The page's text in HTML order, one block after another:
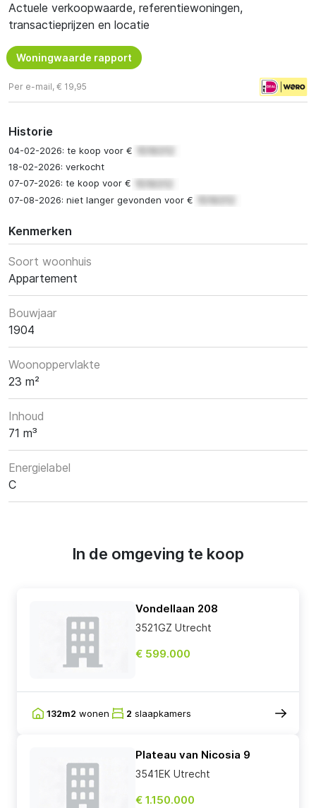
Actuele verkoopwaarde, referentiewoningen,
transactieprijzen en locatie
Woningwaarde rapport
Per e-mail, € 19,95
Historie
04-02-2026: te koop voor €
18-02-2026: verkocht
07-07-2026: te koop voor €
07-08-2026: niet langer gevonden voor €
Kenmerken
Soort woonhuis
Appartement
Bouwjaar
1904
Woonoppervlakte
23 m²
Inhoud
71 m³
Energielabel
C
In de omgeving te koop
Vondellaan 208
3521GZ Utrecht
€ 599.000
132m2 wonen 2 slaapkamers
Plateau van Nicosia 9
3541EK Utrecht
€ 1.150.000